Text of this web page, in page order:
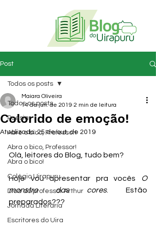
Post
Todos os posts
Poesia
Abre o bico, Professor!
Abra o bico, Professor!
Abra o bico!
Colégio Uirapuru
Dica do professor Arthur
Jornada Literária
Escritores do Uira
Todos os posts
Colorido de emoção!
Maiara Oliveira
14 de jun. de 2019 2 min de leitura
Atualizado:25 de out. de 2019
Olá, leitores do Blog, tudo bem?
Hoje vou apresentar pra vocês O
monstro das cores. Estão
preparados???